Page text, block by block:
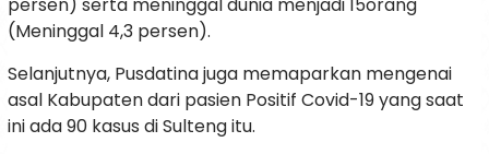
(Meninggal 4,3 persen).
Selanjutnya, Pusdatina juga memaparkan mengenai
asal Kabupaten dari pasien Positif Covid-19 yang saat
ini ada 90 kasus di Sulteng itu.